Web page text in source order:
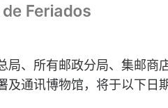
局、所有邮政分局、集邮商
及通讯博物馆，将于以下日